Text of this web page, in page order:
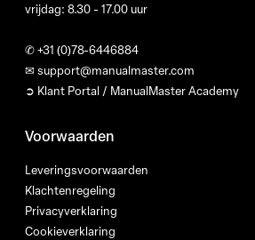
vrijdag: 8.30 - 17.00 uur
✆+31 (0)78-6446884
✉ support@manualmaster.com
➲ Klant Portal / ManualMaster Academy
Voorwaarden
Leveringsvoorwaarden
Klachtenregeling
Privacyverklaring
Cookieverklaring